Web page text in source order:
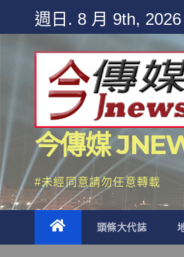
content
週日. 8 月 9th, 2026
今傳媒
#未經同意請勿任意轉載
頭條大代誌